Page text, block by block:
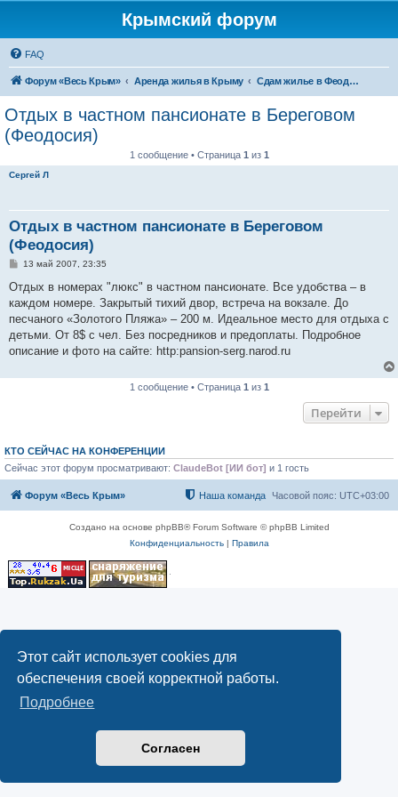
Этот сайт использует cookies для
обеспечения своей корректной работы.
Подробнее
Согласен
Крымский форум
FAQ
Форум «Весь Крым» Аренда жилья в Крыму Сдам жилье в Феодосии - аренда жилья от хозяев
Отдых в частном пансионате в Береговом
(Феодосия)
1 сообщение • Страница 1 из 1
Сергей Л
Отдых в частном пансионате в Береговом
(Феодосия)
С
о
б
щ
е
и
е
13 май 2007, 23:35
Отдых в номерах "люкс" в частном пансионате. Все удобства – в
каждом номере. Закрытый тихий двор, встреча на вокзале. До
песчаного «Золотого Пляжа» – 200 м. Идеальное место для отдыха с
детьми. От 8$ с чел. Без посредников и предоплаты. Подробное
описание и фото на сайте: http:pansion-serg.narod.ru
1 сообщение • Страница 1 из 1
Перейти
КТО СЕЙЧАС НА КОНФЕРЕНЦИИ
Сейчас этот форум просматривают: ClaudeBot [ИИ бот] и 1 гость
Форум «Весь Крым» Часовой пояс: UTC+03:00
Наша команда
Создано на основе phpBB® Forum Software © phpBB Limited
Конфиденциальность| Правила